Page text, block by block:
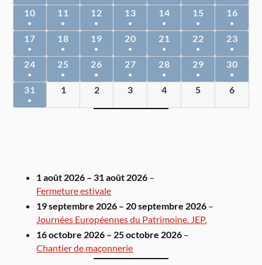
10
●
11
●
12
●
13
●
14
●
15
●
16
●
17
●
18
●
19
●
20
●
21
●
22
●
23
●
24
●
25
●
26
●
27
●
28
●
29
●
30
●
31
●
1 2 3 4 5 6
1 août 2026 – 31 août 2026 –
Fermeture estivale
19 septembre 2026 – 20 septembre 2026 –
Journées Européennes du Patrimoine. JEP.
16 octobre 2026 – 25 octobre 2026 –
Chantier de maçonnerie